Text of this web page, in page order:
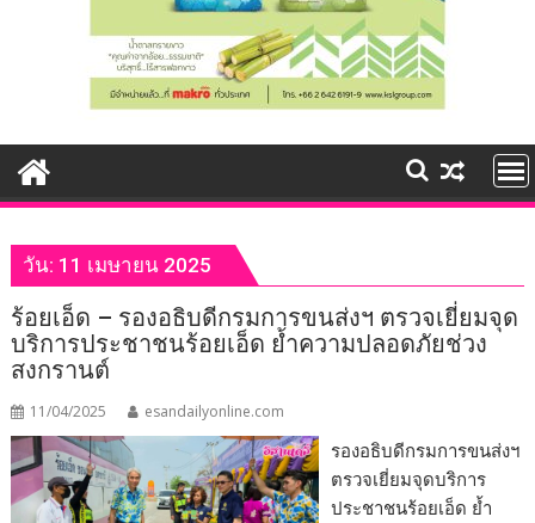
วัน: 11 เมษายน 2025
ร้อยเอ็ด – รองอธิบดีกรมการขนส่งฯ ตรวจเยี่ยมจุด
บริการประชาชนร้อยเอ็ด ย้ำความปลอดภัยช่วง
สงกรานต์
11/04/2025 esandailyonline.com
รองอธิบดีกรมการขนส่งฯ
ตรวจเยี่ยมจุดบริการ
ประชาชนร้อยเอ็ด ย้ำ